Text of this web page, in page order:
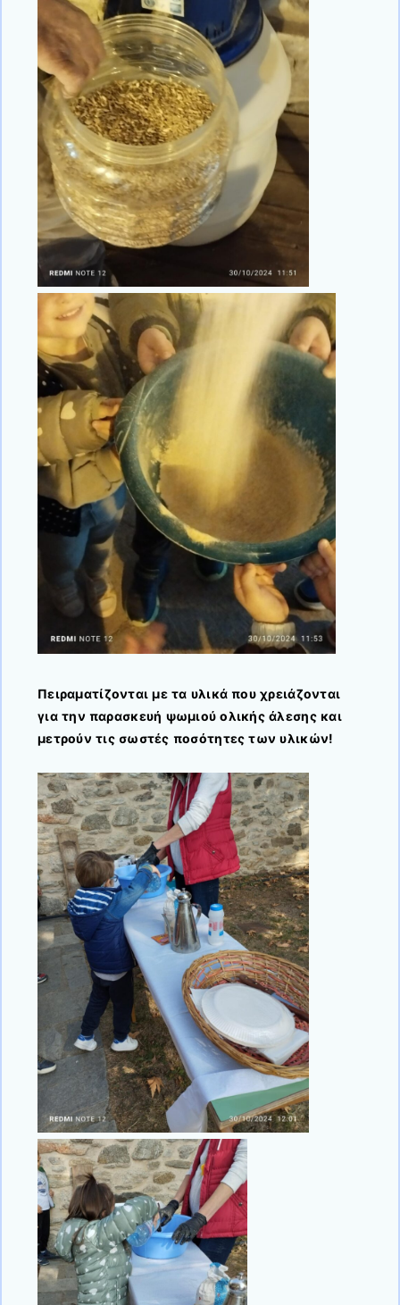
Πειραματίζονται με τα υλικά που χρειάζονται
για την παρασκευή ψωμιού ολικής άλεσης και
μετρούν τις σωστές ποσότητες των υλικών!